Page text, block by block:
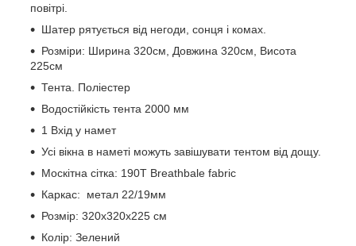
повітрі.
Шатер рятується від негоди, сонця і комах.
Розміри: Ширина 320см, Довжина 320см, Висота
225см
Тента. Поліестер
Водостійкість тента 2000 мм
1 Вхід у намет
Усі вікна в наметі можуть завішувати тентом від дощу.
Москітна сітка: 190T Breathbale fabric
Каркас: метал 22/19мм
Розмір: 320x320x225 cм
Колір: Зелений